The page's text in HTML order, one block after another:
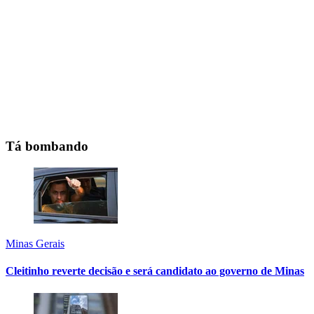
Tá bombando
Minas Gerais
Cleitinho reverte decisão e será candidato ao governo de Minas